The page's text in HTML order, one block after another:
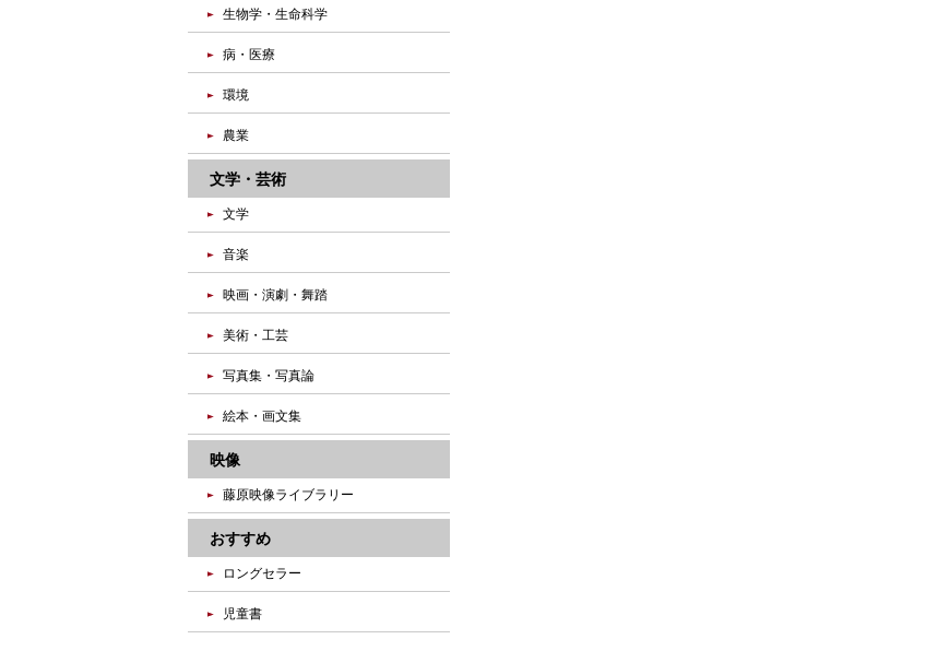
生物学・生命科学
病・医療
環境
農業
文学・芸術
文学
音楽
映画・演劇・舞踏
美術・工芸
写真集・写真論
絵本・画文集
映像
藤原映像ライブラリー
おすすめ
ロングセラー
児童書